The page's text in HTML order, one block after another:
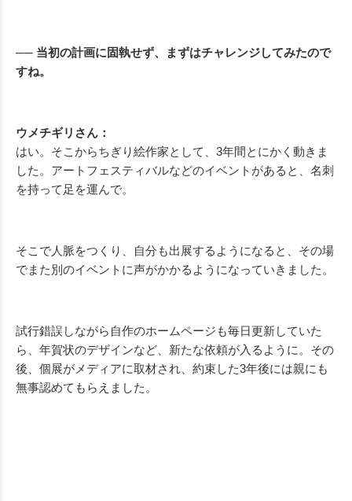
── 当初の計画に固執せず、まずはチャレンジしてみたので
すね。
ウメチギリさん：
はい。そこからちぎり絵作家として、3年間とにかく動きま
した。アートフェスティバルなどのイベントがあると、名刺
を持って足を運んで。
そこで人脈をつくり、自分も出展するようになると、その場
でまた別のイベントに声がかかるようになっていきました。
試行錯誤しながら自作のホームページも毎日更新していた
ら、年賀状のデザインなど、新たな依頼が入るように。その
後、個展がメディアに取材され、約束した3年後には親にも
無事認めてもらえました。